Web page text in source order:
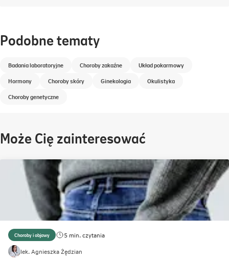
Podobne tematy
Badania laboratoryjne Choroby zakaźne
Układ pokarmowy
Hormony
Choroby skóry Ginekologia
Okulistyka
Choroby genetyczne
Może Cię zainteresować
Choroby i objawy
5 min. czytania
lek. Agnieszka Żędzian